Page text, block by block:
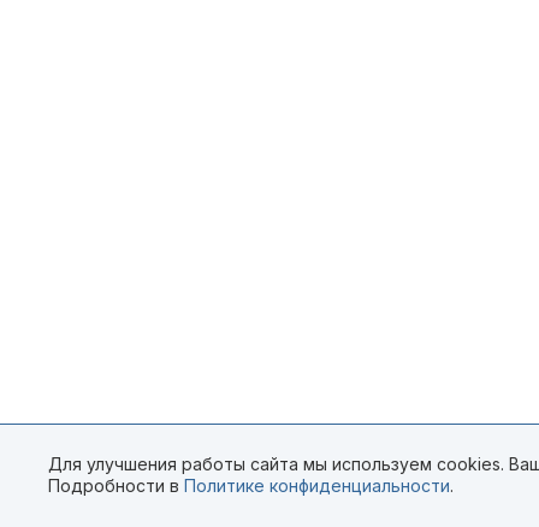
Для улучшения работы сайта мы используем cookies.
Подробности в Политике конфиденциальности.